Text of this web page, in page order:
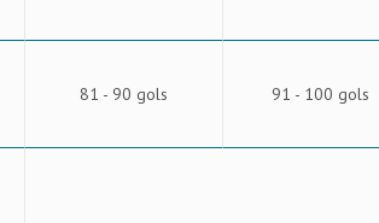
81 - 90 gols 91 - 100 gols